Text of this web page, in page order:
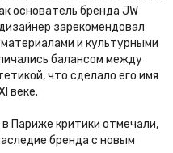
основатель бренда JW
зарекомендовал
и культурными
балансом между
что сделало его имя
веке.
Париже критики отмечали,
бренда с новым